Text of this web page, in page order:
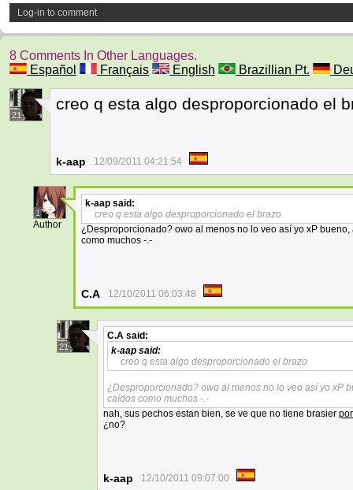
Log-in to comment
8 Comments In Other Languages.
Español
Français English Brazillian Pt.
21
creo q esta algo desproporcionado el
k-aap 12/09/2011 04:21:54
1
Author
k-aap said:
creo q esta algo desproporcionado el brazo
¿Desproporcionado? owo al menos no lo veo así yo xP
como muchos -.-
C.A 12/10/2011 06:03:48
21
C.A said:
k-aap said:
creo q esta algo desproporcionado el brazo
¿Desproporcionado? owo al menos no lo veo así yo xP
caídos como muchos -.-
nah, sus pechos estan bien, se ve que no tiene brasier
¿no?
k-aap 12/10/2011 09:07:00